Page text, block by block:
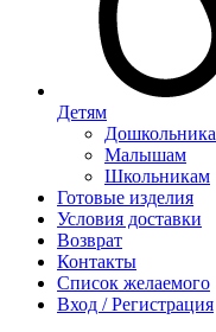
Детям
Малышам
Школьникам
Готовые изделия
Условия доставки
Возврат
Контакты
Список желаемого
Вход / Регистрация